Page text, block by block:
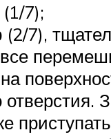
7);
(2/7),
отверстия.
приступать